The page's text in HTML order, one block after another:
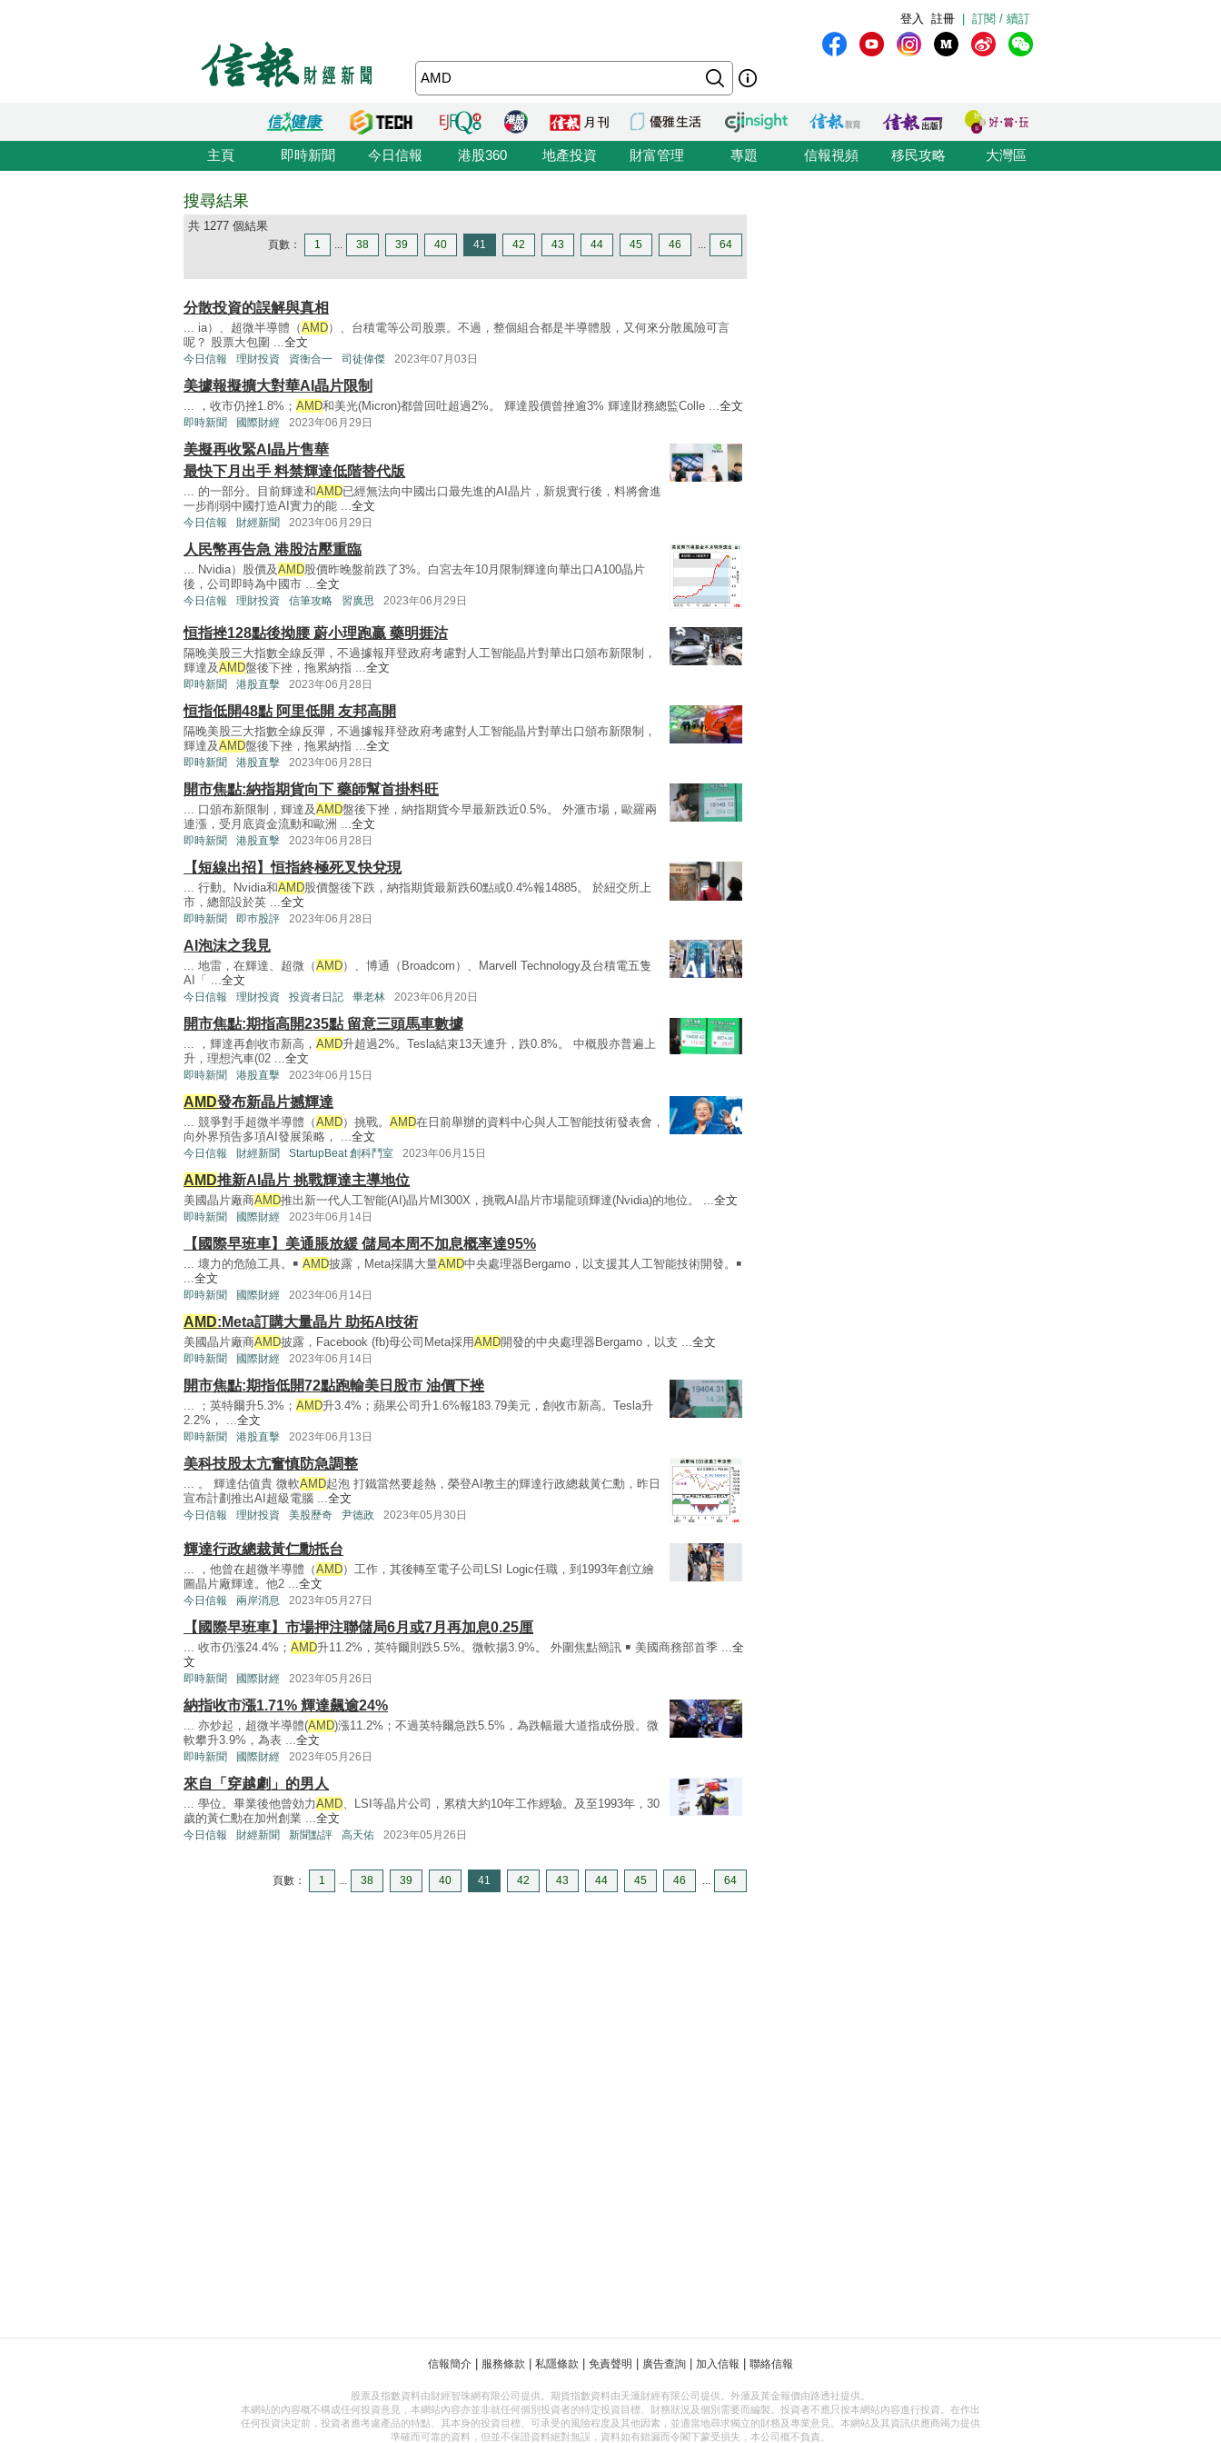
訂閱 / 續訂
註冊
登入
主頁 即時新聞 今日信報 港股360 地產投資 財富管理 專題 信報視頻 移民攻略 大灣區
搜尋結果
共 1277 個結果
頁數： 1 ... 38 39 40 41 42 43 44 45 46 ... 64
分散投資的誤解與真相
... ia）、超微半導體（AMD）、台積電等公司股票。不過，整個組合都是半導體股，又何來分散風險可言
呢？ 股票大包圍 ...全文
今日信報 理財投資 資衡合一 司徒偉傑 2023年07月03日
美據報擬擴大對華AI晶片限制
... ，收市仍挫1.8%； AMD和美光(Micron)都曾回吐超過2%。 輝達股價曾挫逾3% 輝達財務總監Colle ...全文
即時新聞 國際財經 2023年06月29日
美擬再收緊AI晶片售華
最快下月出手 料禁輝達低階替代版
... 的一部分。目前輝達和AMD已經無法向中國出口最先進的AI晶片，新規實行後，料將會進
一步削弱中國打造AI實力的能 ...全文
今日信報 財經新聞 2023年06月29日
人民幣再告急 港股沽壓重臨
... Nvidia）股價及AMD股價昨晚盤前跌了3%。白宮去年10月限制輝達向華出口A100晶片
後，公司即時為中國市 ...全文
今日信報 理財投資 信筆攻略 習廣思 2023年06月29日
恒指挫128點後拗腰 蔚小理跑贏 藥明捱沽
隔晚美股三大指數全線反彈，不過據報拜登政府考慮對人工智能晶片對華出口頒布新限制，
輝達及AMD盤後下挫，拖累納指 ...全文
即時新聞 港股直擊 2023年06月28日
恒指低開48點 阿里低開 友邦高開
隔晚美股三大指數全線反彈，不過據報拜登政府考慮對人工智能晶片對華出口頒布新限制，
輝達及AMD盤後下挫，拖累納指 ...全文
即時新聞 港股直擊 2023年06月28日
開市焦點:納指期貨向下 藥師幫首掛料旺
... 口頒布新限制，輝達及AMD盤後下挫，納指期貨今早最新跌近0.5%。 外滙市場，歐羅兩
連漲，受月底資金流動和歐洲 ...全文
即時新聞 港股直擊 2023年06月28日
【短線出招】恒指終極死叉快兌現
... 行動。Nvidia和AMD股價盤後下跌，納指期貨最新跌60點或0.4%報14885。 於紐交所上
市，總部設於英 ...全文
即時新聞 即巿股評 2023年06月28日
AI泡沫之我見
... 地雷，在輝達、超微（AMD）、博通（Broadcom）、Marvell Technology及台積電五隻
AI「 ...全文
今日信報 理財投資 投資者日記 畢老林 2023年06月20日
開市焦點:期指高開235點 留意三頭馬車數據
... ，輝達再創收市新高， AMD升超過2%。Tesla結束13天連升，跌0.8%。 中概股亦普遍上
升，理想汽車(02 ...全文
即時新聞 港股直擊 2023年06月15日
AMD發布新晶片撼輝達
... 競爭對手超微半導體（AMD）挑戰。 AMD在日前舉辦的資料中心與人工智能技術發表會，
向外界預告多項AI發展策略， ...全文
今日信報 財經新聞 StartupBeat 創科鬥室 2023年06月15日
AMD推新AI晶片 挑戰輝達主導地位
美國晶片廠商AMD推出新一代人工智能(AI)晶片MI300X，挑戰AI晶片市場龍頭輝達(Nvidia)的地位。 ...全文
即時新聞 國際財經 2023年06月14日
【國際早班車】美通脹放緩 儲局本周不加息概率達95%
... 壞力的危險工具。￭ AMD披露，Meta採購大量AMD中央處理器Bergamo，以支援其人工智能技術開發。￭
...全文
即時新聞 國際財經 2023年06月14日
AMD:Meta訂購大量晶片 助拓AI技術
美國晶片廠商AMD披露，Facebook (fb)母公司Meta採用AMD開發的中央處理器Bergamo，以支 ...全文
即時新聞 國際財經 2023年06月14日
開市焦點:期指低開72點跑輸美日股市 油價下挫
... ；英特爾升5.3%； AMD升3.4%；蘋果公司升1.6%報183.79美元，創收市新高。Tesla升
2.2%， ...全文
即時新聞 港股直擊 2023年06月13日
美科技股太亢奮慎防急調整
... 。 輝達估值貴 微軟AMD起泡 打鐵當然要趁熱，榮登AI教主的輝達行政總裁黃仁勳，昨日
宣布計劃推出AI超級電腦 ...全文
今日信報 理財投資 美股歷奇 尹德政 2023年05月30日
輝達行政總裁黃仁勳抵台
... ，他曾在超微半導體（AMD）工作，其後轉至電子公司LSI Logic任職，到1993年創立繪
圖晶片廠輝達。他2 ...全文
今日信報 兩岸消息 2023年05月27日
【國際早班車】市場押注聯儲局6月或7月再加息0.25厘
... 收市仍漲24.4%； AMD升11.2%，英特爾則跌5.5%。微軟揚3.9%。 外圍焦點簡訊 ￭ 美國商務部首季 ...全
文
即時新聞 國際財經 2023年05月26日
納指收市漲1.71% 輝達飆逾24%
... 亦炒起，超微半導體(AMD)漲11.2%；不過英特爾急跌5.5%，為跌幅最大道指成份股。微
軟攀升3.9%，為表 ...全文
即時新聞 國際財經 2023年05月26日
來自「穿越劇」的男人
... 學位。畢業後他曾効力AMD、LSI等晶片公司，累積大約10年工作經驗。及至1993年，30
歲的黃仁勳在加州創業 ...全文
今日信報 財經新聞 新聞點評 高天佑 2023年05月26日
頁數： 1 ... 38 39 40 41 42 43 44 45 46 ... 64
信報簡介 服務條款 私隱條款 免責聲明 廣告查詢 加入信報 聯絡信報
股票及指數資料由財經智珠網有限公司提供。期貨指數資料由天滙財經有限公司提供。外滙及黃金報價由路透社提供。
本網站的內容概不構成任何投資意見，本網站內容亦並非就任何個別投資者的特定投資目標、財務狀況及個別需要而編製。投資者不應只按本網站內容進行投資。在作出
任何投資決定前，投資者應考慮產品的特點、其本身的投資目標、可承受的風險程度及其他因素，並適當地尋求獨立的財務及專業意見。本網站及其資訊供應商竭力提供
準確而可靠的資料，但並不保證資料絕對無誤，資料如有錯漏而令閣下蒙受損失，本公司概不負責。